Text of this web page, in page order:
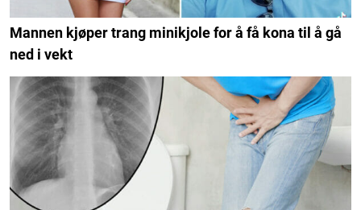
Mannen kjøper trang minikjole for å få kona til å gå
ned i vekt